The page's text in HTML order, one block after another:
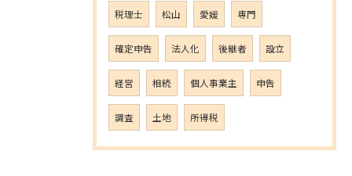
税理士 松山 愛媛 専門
確定申告 法人化 後継者 設立
経営 相続 個人事業主 申告
調査 土地 所得税